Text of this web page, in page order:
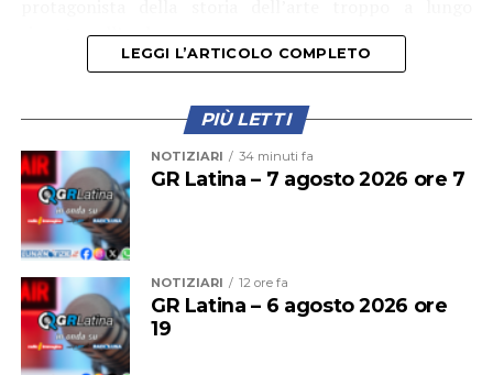
tra i promotori dell’iniziativa e componente del Club
Napoli del Golfo, mentre l’attrice Sabrina Marciano
della memoria e della legalità.
L’ingresso è libero.
rimasta nell’ombra.
Domani invece, (17
luglio, alle ore 21:30)
la rassegna torna
nella sua storica sede
del Centro di
Documentazione
LEGGI L’ARTICOLO COMPLETO
PIÙ LETTI
NOTIZIARI 34 minuti fa
GR Latina – 7 agosto 2026 ore 7
NOTIZIARI 12 ore fa
GR Latina – 6 agosto 2026 ore
19